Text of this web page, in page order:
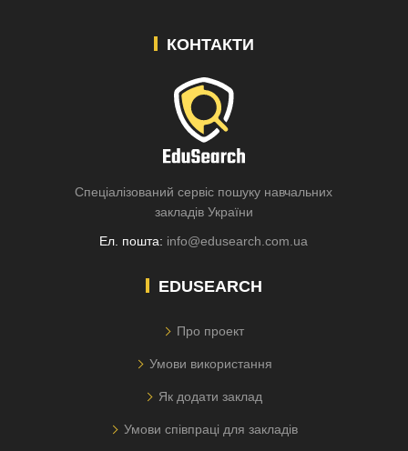
КОНТАКТИ
Спеціалізований сервіс пошуку навчальних
закладів України
Ел. пошта: info@edusearch.com.ua
EDUSEARCH
Про проект
Умови використання
Як додати заклад
Умови співпраці для закладів